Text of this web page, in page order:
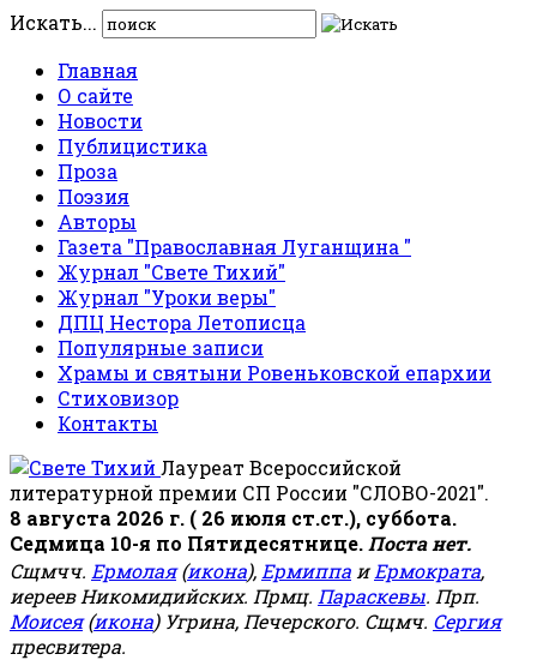
Искать...
Главная
О сайте
Новости
Публицистика
Проза
Поэзия
Авторы
Газета "Православная Луганщина "
Журнал "Свете Тихий"
Журнал "Уроки веры"
ДПЦ Нестора Летописца
Популярные записи
Храмы и святыни Ровеньковской епархии
Стиховизор
Контакты
Лауреат Всероссийской
литературной премии СП России "СЛОВО-2021".
8 августа 2026 г. ( 26 июля ст.ст.), суббота.
Седмица 10-я по Пятидесятнице. Поста нет.
Сщмчч. Ермолая(икона), Ермиппа иЕрмократа,
иереев Никомидийских. Прмц. Параскевы. Прп.
Моисея(икона) Угрина, Печерского. Сщмч. Сергия
пресвитера.